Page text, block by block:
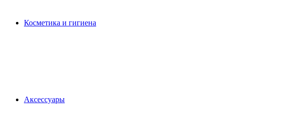
Косметика и гигиена
Аксессуары